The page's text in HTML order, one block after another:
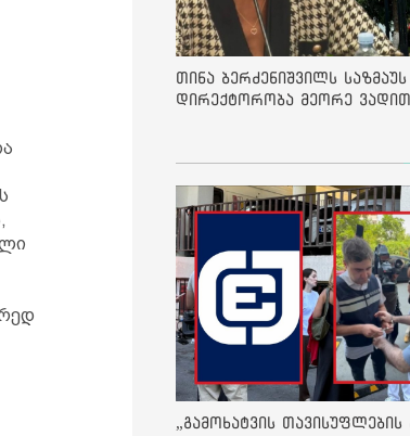
თინა ბერძენიშვილს საზმაუს
დირექტორობა მეორე
„გამოხატვის თავისუფლების